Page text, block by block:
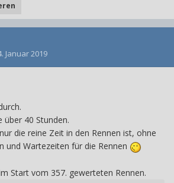
Januar 2019
über 40 Stunden.
die reine Zeit in den Rennen ist, ohne
und Wartezeiten für die Rennen
Start vom 357. gewerteten Rennen.